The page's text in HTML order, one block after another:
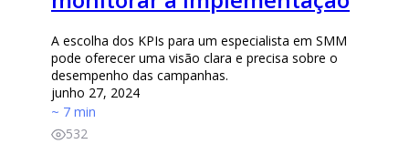
A escolha dos KPIs para um especialista em SMM
pode oferecer uma visão clara e precisa sobre o
desempenho das campanhas.
junho 27, 2024
~ 7 min
532